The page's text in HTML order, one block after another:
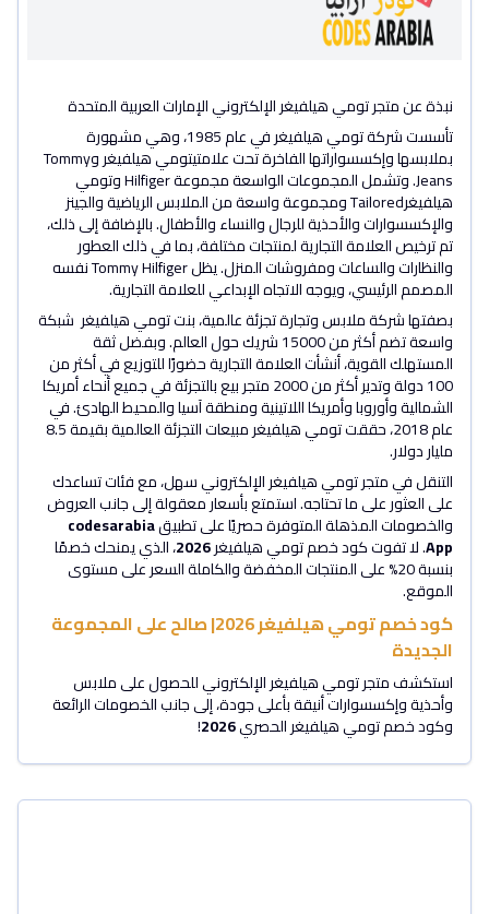
نبذة عن متجر تومي هيلفيغر الإلكتروني الإمارات العربية المتحدة
تأسست شركة تومي هيلفيغر في عام 1985، وهي مشهورة
بملابسها وإكسسواراتها الفاخرة تحت علامتيتومي هيلفيغر وTommy
Jeans. وتشمل المجموعات الواسعة مجموعة Hilfiger وتومي
هيلفيغرTailored ومجموعة واسعة من الملابس الرياضية والجينز
والإكسسوارات والأحذية للرجال والنساء والأطفال. بالإضافة إلى ذلك،
تم ترخيص العلامة التجارية لمنتجات مختلفة، بما في ذلك العطور
والنظارات والساعات ومفروشات المنزل. يظل Tommy Hilfiger نفسه
المصمم الرئيسي، ويوجه الاتجاه الإبداعي للعلامة التجارية.
بصفتها شركة ملابس وتجارة تجزئة عالمية، بنت تومي هيلفيغر شبكة
واسعة تضم أكثر من 15000 شريك حول العالم. وبفضل ثقة
المستهلك القوية، أنشأت العلامة التجارية حضورًا للتوزيع في أكثر من
100 دولة وتدير أكثر من 2000 متجر بيع بالتجزئة في جميع أنحاء أمريكا
الشمالية وأوروبا وأمريكا اللاتينية ومنطقة آسيا والمحيط الهادئ. في
عام 2018، حققت تومي هيلفيغر مبيعات التجزئة العالمية بقيمة 8.5
مليار دولار.
التنقل في متجر تومي هيلفيغر الإلكتروني سهل، مع فئات تساعدك
على العثور على ما تحتاجه. استمتع بأسعار معقولة إلى جانب العروض
والخصومات المذهلة المتوفرة حصريًا على تطبيقcodesarabia
App. لا تفوت كود خصم تومي هيلفيغر2026، الذي يمنحك خصمًا
بنسبة 20% على المنتجات المخفضة والكاملة السعر على مستوى
الموقع.
كود خصم تومي هيلفيغر 2026| صالح على المجموعة
الجديدة
استكشف متجر تومي هيلفيغر الإلكتروني للحصول على ملابس
وأحذية وإكسسوارات أنيقة بأعلى جودة، إلى جانب الخصومات الرائعة
وكود خصم تومي هيلفيغر الحصري2026
!